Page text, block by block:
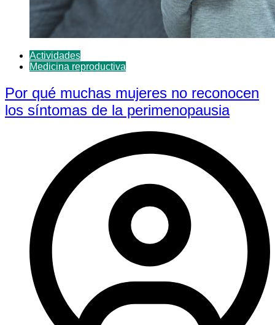
Actividades
Medicina reproductiva
Por qué muchas mujeres no reconocen
los síntomas de la perimenopausia